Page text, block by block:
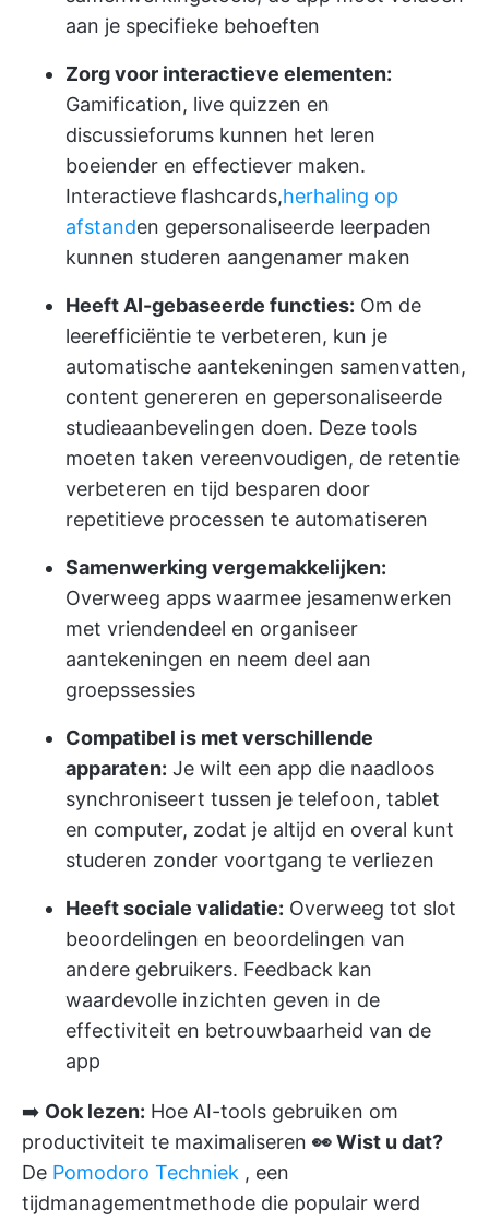
aan je specifieke behoeften
Zorg voor interactieve elementen:
Gamification, live quizzen en
discussieforums kunnen het leren
boeiender en effectiever maken.
Interactieve flashcards,herhaling op
afstanden gepersonaliseerde leerpaden
kunnen studeren aangenamer maken
Heeft AI-gebaseerde functies: Om de
leerefficiëntie te verbeteren, kun je
automatische aantekeningen samenvatten,
content genereren en gepersonaliseerde
studieaanbevelingen doen. Deze tools
moeten taken vereenvoudigen, de retentie
verbeteren en tijd besparen door
repetitieve processen te automatiseren
Samenwerking vergemakkelijken:
Overweeg apps waarmee jesamenwerken
met vriendendeel en organiseer
aantekeningen en neem deel aan
groepssessies
Compatibel is met verschillende
apparaten: Je wilt een app die naadloos
synchroniseert tussen je telefoon, tablet
en computer, zodat je altijd en overal kunt
studeren zonder voortgang te verliezen
Heeft sociale validatie: Overweeg tot slot
beoordelingen en beoordelingen van
andere gebruikers. Feedback kan
waardevolle inzichten geven in de
effectiviteit en betrouwbaarheid van de
app
➡️ Ook lezen: Hoe AI-tools gebruiken om
productiviteit te maximaliseren 👀 Wist u dat?
De Pomodoro Techniek , een
tijdmanagementmethode die populair werd